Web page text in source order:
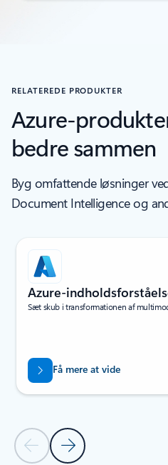
RELATEREDE PRODUKTER
Azure-
bedre sammen
Byg omfattende løsninger
Document Intelligence og
Viser slide 1 af 6
Forrige slideNæste slide
Azure-
Sæt skub i transformationen af
Få mere at vide